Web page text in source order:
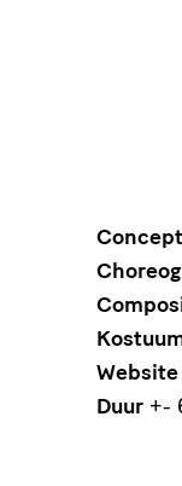
Concept
Website
Duur +-